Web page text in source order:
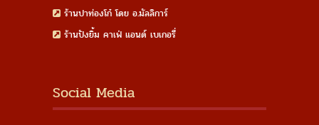
ร้านปาท่องโก๋ โดย อ.มัลลิการ์
ร้านปังยิ้ม คาเฟ่ แอนด์ เบเกอรี่
Social Media